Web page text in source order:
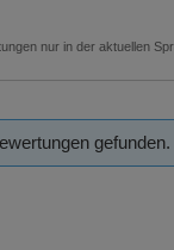
nur in der aktuellen